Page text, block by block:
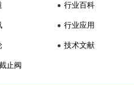
行业百科
行业应用
技术文献
止阀